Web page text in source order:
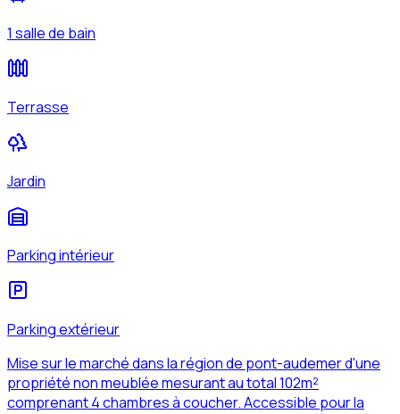
1 salle de bain
Terrasse
Jardin
Parking intérieur
Parking extérieur
Mise sur le marché dans la région de pont-audemer d'une
propriété non meublée mesurant au total 102m²
comprenant 4 chambres à coucher. Accessible pour la